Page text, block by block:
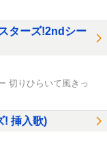
ターズ!2ndシー
切りひらいて風きっ
! 挿入歌)